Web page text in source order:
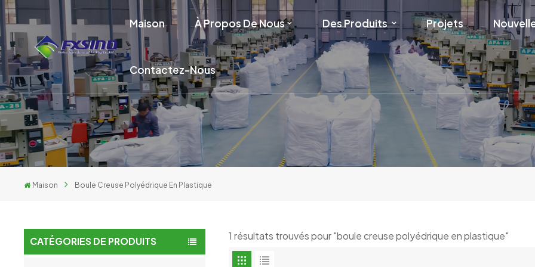
Maison À Propos De Nous Des Produits Projets
Contactez-Nous
Maison Boule Creuse Polyédrique En Plastique
CATÉGORIES DE PRODUITS 1 résultats trouvés pour "boule creuse polyédrique en plastique"